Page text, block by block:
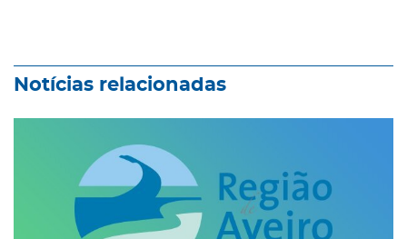
Notícias relacionadas